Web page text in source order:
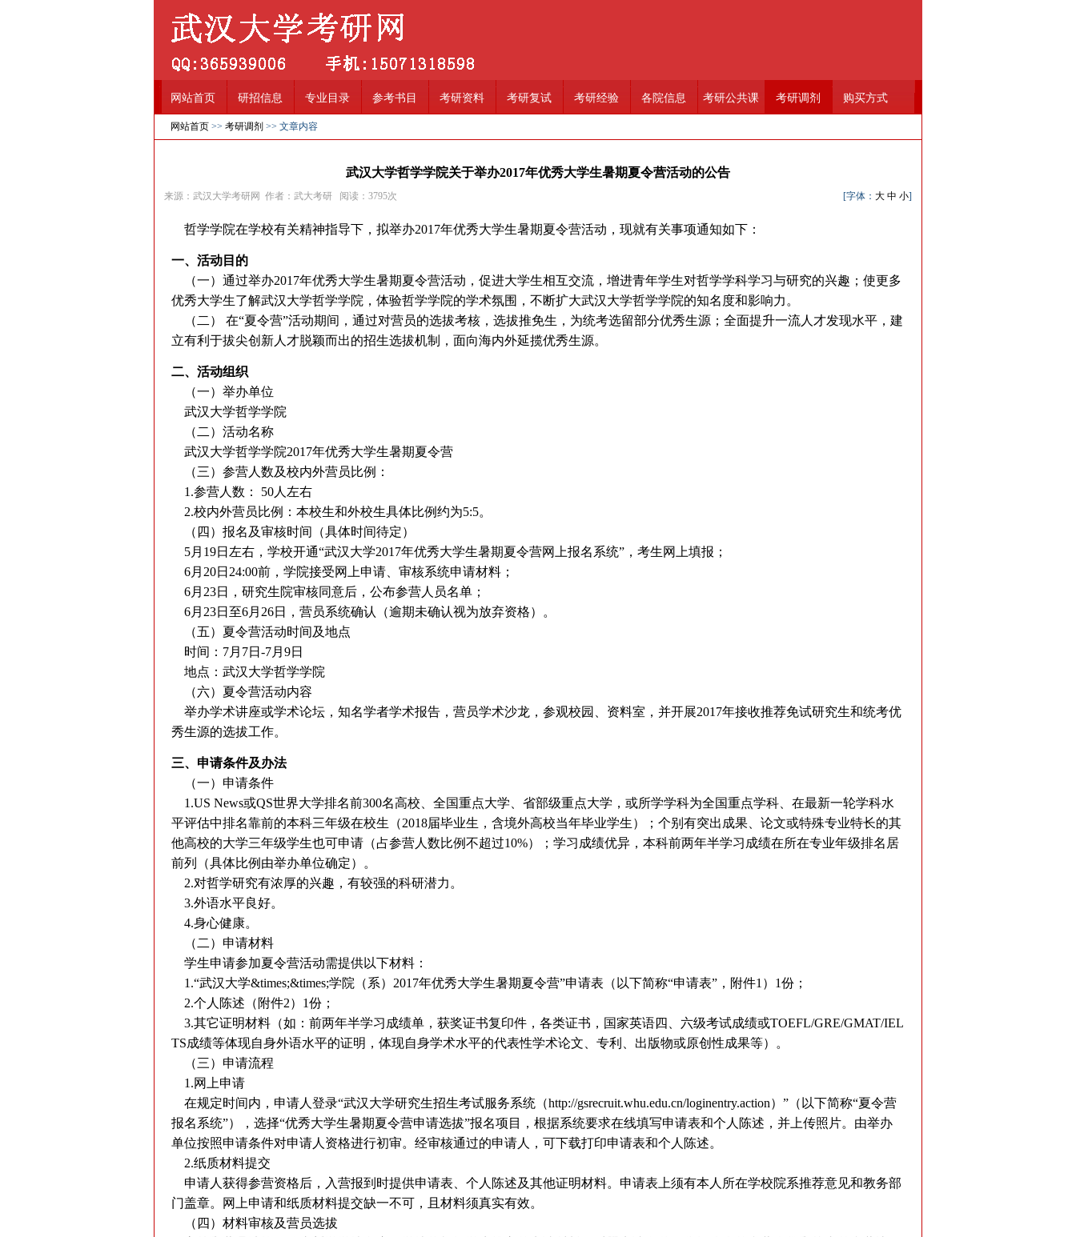
网站首页 研招信息 专业目录 参考书目 考研资料 考研复试 考研经验 各院信息 考研公共课 考研调剂 购买方式
网站首页 >> 考研调剂 >> 文章内容
武汉大学哲学学院关于举办2017年优秀大学生暑期夏令营活动的公告
来源：武汉大学考研网 作者：武大考研 阅读： 3795次 [字体： 大 中 小]
哲学学院在学校有关精神指导下，拟举办2017年优秀大学生暑期夏令营活动，现就有关事项通知如下：
一、活动目的
（一）通过举办2017年优秀大学生暑期夏令营活动，促进大学生相互交流，增进青年学生对哲学学科学习与研究的兴趣；使更多
优秀大学生了解武汉大学哲学学院，体验哲学学院的学术氛围，不断扩大武汉大学哲学学院的知名度和影响力。
（二） 在“夏令营”活动期间，通过对营员的选拔考核，选拔推免生，为统考选留部分优秀生源；全面提升一流人才发现水平，建
立有利于拔尖创新人才脱颖而出的招生选拔机制，面向海内外延揽优秀生源。
二、活动组织
（一）举办单位
武汉大学哲学学院
（二）活动名称
武汉大学哲学学院2017年优秀大学生暑期夏令营
（三）参营人数及校内外营员比例：
1.参营人数： 50人左右
2.校内外营员比例：本校生和外校生具体比例约为5:5。
（四）报名及审核时间（具体时间待定）
5月19日左右，学校开通“武汉大学2017年优秀大学生暑期夏令营网上报名系统”，考生网上填报；
6月20日24:00前，学院接受网上申请、审核系统申请材料；
6月23日，研究生院审核同意后，公布参营人员名单；
6月23日至6月26日，营员系统确认（逾期未确认视为放弃资格）。
（五）夏令营活动时间及地点
时间：7月7日-7月9日
地点：武汉大学哲学学院
（六）夏令营活动内容
举办学术讲座或学术论坛，知名学者学术报告，营员学术沙龙，参观校园、资料室，并开展2017年接收推荐免试研究生和统考优
秀生源的选拔工作。
三、申请条件及办法
（一）申请条件
1.US News或QS世界大学排名前300名高校、全国重点大学、省部级重点大学，或所学学科为全国重点学科、在最新一轮学科水
平评估中排名靠前的本科三年级在校生（2018届毕业生，含境外高校当年毕业学生）；个别有突出成果、论文或特殊专业特长的其
他高校的大学三年级学生也可申请（占参营人数比例不超过10%）；学习成绩优异，本科前两年半学习成绩在所在专业年级排名居
前列（具体比例由举办单位确定）。
2.对哲学研究有浓厚的兴趣，有较强的科研潜力。
3.外语水平良好。
4.身心健康。
（二）申请材料
学生申请参加夏令营活动需提供以下材料：
1.“武汉大学&times;&times;学院（系）2017年优秀大学生暑期夏令营”申请表（以下简称“申请表”，附件1）1份；
2.个人陈述（附件2）1份；
3.其它证明材料（如：前两年半学习成绩单，获奖证书复印件，各类证书，国家英语四、六级考试成绩或TOEFL/GRE/GMAT/IEL
TS成绩等体现自身外语水平的证明，体现自身学术水平的代表性学术论文、专利、出版物或原创性成果等）。
（三）申请流程
1.网上申请
在规定时间内，申请人登录“武汉大学研究生招生考试服务系统（http://gsrecruit.whu.edu.cn/loginentry.action）”（以下简称“夏令营
报名系统”），选择“优秀大学生暑期夏令营申请选拔”报名项目，根据系统要求在线填写申请表和个人陈述，并上传照片。由举办
单位按照申请条件对申请人资格进行初审。经审核通过的申请人，可下载打印申请表和个人陈述。
2.纸质材料提交
申请人获得参营资格后，入营报到时提供申请表、个人陈述及其他证明材料。申请表上须有本人所在学校院系推荐意见和教务部
门盖章。网上申请和纸质材料提交缺一不可，且材料须真实有效。
（四）材料审核及营员选拔